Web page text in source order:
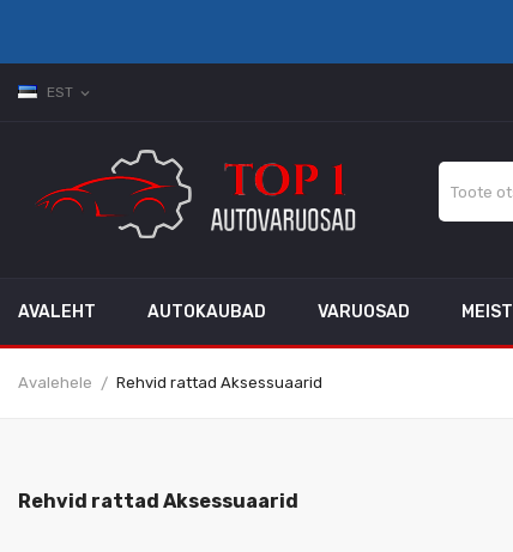
EST expand_more
AVALEHT AUTOKAUBAD VARUOSAD MEIST
Avalehele Rehvid rattad Aksessuaarid
Rehvid rattad Aksessuaarid